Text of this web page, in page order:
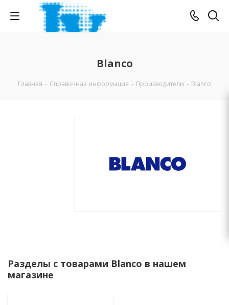
Blanco
Главная - Справочная информация - Производители - Blanco
Разделы с товарами Blanco в нашем
магазине